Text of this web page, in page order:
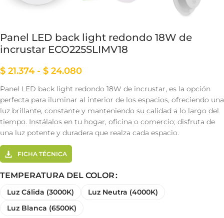
Panel LED back light redondo 18W de
incrustar ECO225SLIMV18
$ 21.374 - $ 24.080
Panel LED back light redondo 18W de incrustar, es la opción
perfecta para iluminar al interior de los espacios, ofreciendo una
luz brillante, constante y manteniendo su calidad a lo largo del
tiempo. Instálalos en tu hogar, oficina o comercio; disfruta de
una luz potente y duradera que realza cada espacio.
FICHA TÉCNICA
TEMPERATURA DEL COLOR
Luz Cálida (3000K)
Luz Neutra (4000K)
Luz Blanca (6500K)